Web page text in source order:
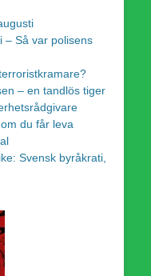
– Så var polisens
– en tandlös tiger
du får leva
Svensk byråkrati,